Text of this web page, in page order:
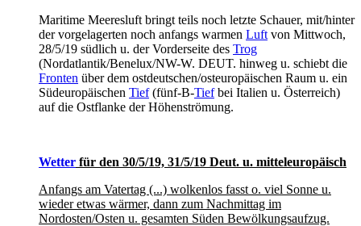
Maritime Meeresluft bringt teils noch letzte Schauer, mit/hinter
der vorgelagerten noch anfangs warmen Luft von Mittwoch,
28/5/19 südlich u. der Vorderseite des Trog
(Nordatlantik/Benelux/NW-W. DEUT. hinweg u. schiebt die
Fronten über dem ostdeutschen/osteuropäischen Raum u. ein
Südeuropäischen Tief(fünf-B-Tiefbei Italien u. Österreich)
auf die Ostflanke der Höhenströmung.
Wetter für den 30/5/19, 31/5/19 Deut. u. mitteleuropäisch
Anfangs am Vatertag (...) wolkenlos fasst o. viel Sonne u.
wieder etwas wärmer, dann zum Nachmittag im
Nordosten/Osten u. gesamten Süden Bewölkungsaufzug.